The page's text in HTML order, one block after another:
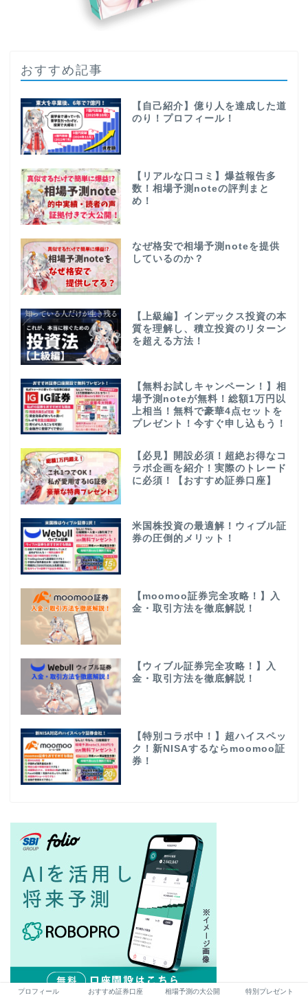
おすすめ記事
【自己紹介】億り人を達成した道
のり！プロフィール！
【リアルな口コミ】爆益報告多
数！相場予測noteの評判まと
め！
なぜ格安で相場予測noteを提供
しているのか？
【上級編】インデックス投資の本
質を理解し、積立投資のリターン
を超える方法！
【無料お試しキャンペーン！】相
場予測noteが無料！総額1万円以
上相当！無料で豪華4点セットを
プレゼント！今すぐ申し込もう！
【必見】開設必須！超絶お得なコ
ラボ企画を紹介！実際のトレード
に必須！【おすすめ証券口座】
米国株投資の最適解！ウィブル証
券の圧倒的メリット！
【moomoo証券完全攻略！】入
金・取引方法を徹底解説！
【ウィブル証券完全攻略！】入
金・取引方法を徹底解説！
【特別コラボ中！】超ハイスペッ
ク！新NISAするならmoomoo証
券！
プロフィール おすすめ証券口座 相場予測の大公開 特別プレゼント